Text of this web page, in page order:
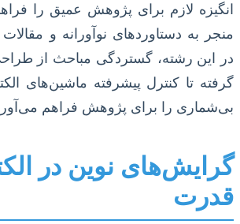
انگیزه لازم برای پژوهش عمیق را
منجر به دستاوردهای نوآورانه و
در این رشته، گستردگی مباحث از
گرفته تا کنترل پیشرفته ماشین‌های
بی‌شماری را برای پژوهش فراهم
گرایش‌های نوین در
قدرت